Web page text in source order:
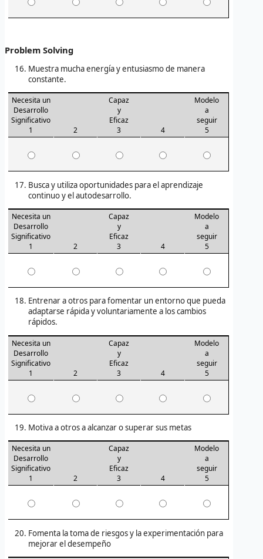
Problem Solving
Muestra mucha energía y entusiasmo de manera
constante.
Necesita un
Desarrollo
Significativo
1
2
Capaz
y
Eficaz
3
4
Modelo
a
seguir
5
Busca y utiliza oportunidades para el aprendizaje
continuo y el autodesarrollo.
Necesita un
Desarrollo
Significativo
1
2
Capaz
y
Eficaz
3
4
Modelo
a
seguir
5
Entrenar a otros para fomentar un entorno que pueda
adaptarse rápida y voluntariamente a los cambios
rápidos.
Necesita un
Desarrollo
Significativo
1
2
Capaz
y
Eficaz
3
4
Modelo
a
seguir
5
Motiva a otros a alcanzar o superar sus metas
Necesita un
Desarrollo
Significativo
1
2
Capaz
y
Eficaz
3
4
Modelo
a
seguir
5
Fomenta la toma de riesgos y la experimentación para
mejorar el desempeño